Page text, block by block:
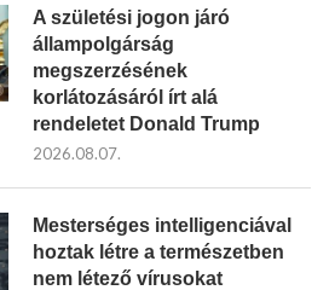
A születési jogon járó
állampolgárság
megszerzésének
korlátozásáról írt alá
rendeletet Donald Trump
2026.08.07.
Mesterséges intelligenciával
hoztak létre a természetben
nem létező vírusokat